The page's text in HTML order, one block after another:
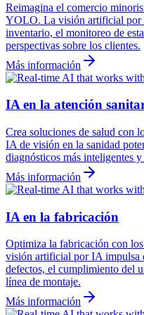
Reimagina el comercio
YOLO. La visión artificial por
inventario, el monitoreo de
perspectivas sobre los clientes.
Más información
IA en la atención
Crea soluciones de salud con
IA de visión en la sanidad
diagnósticos más inteligentes
Más información
IA en la fabricación
Optimiza la fabricación con
visión artificial por IA impulsa
defectos, el cumplimiento del
línea de montaje.
Más información